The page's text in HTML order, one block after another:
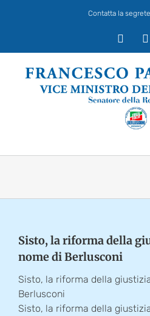
Contatta la
Sisto, la riforma della
nome di Berlusconi
Sisto, la riforma della
Berlusconi
Sisto, la riforma della